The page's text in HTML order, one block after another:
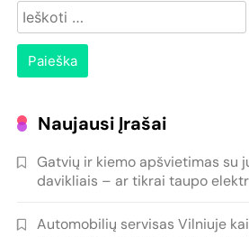
Ieškoti:
Naujausi Įrašai
Gatvių ir kiemo apšvietimas su
davikliais – ar tikrai taupo
Automobilių servisas Vilniuje